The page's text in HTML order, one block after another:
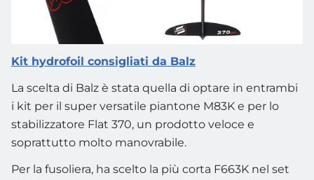
Kit hydrofoil consigliati da Balz
La scelta di Balz è stata quella di optare in entrambi
i kit per il super versatile piantone M83K e per lo
stabilizzatore Flat 370, un prodotto veloce e
soprattutto molto manovrabile.
Per la fusoliera, ha scelto la più corta F663K nel set